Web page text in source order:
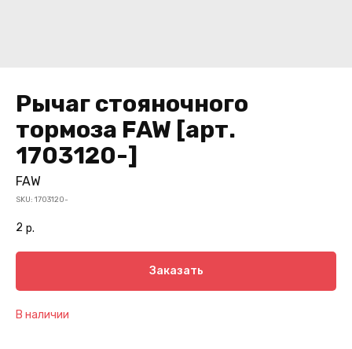
Рычаг стояночного
тормоза FAW [арт.
1703120-]
FAW
SKU: 1703120-
2 р.
Заказать
В наличии